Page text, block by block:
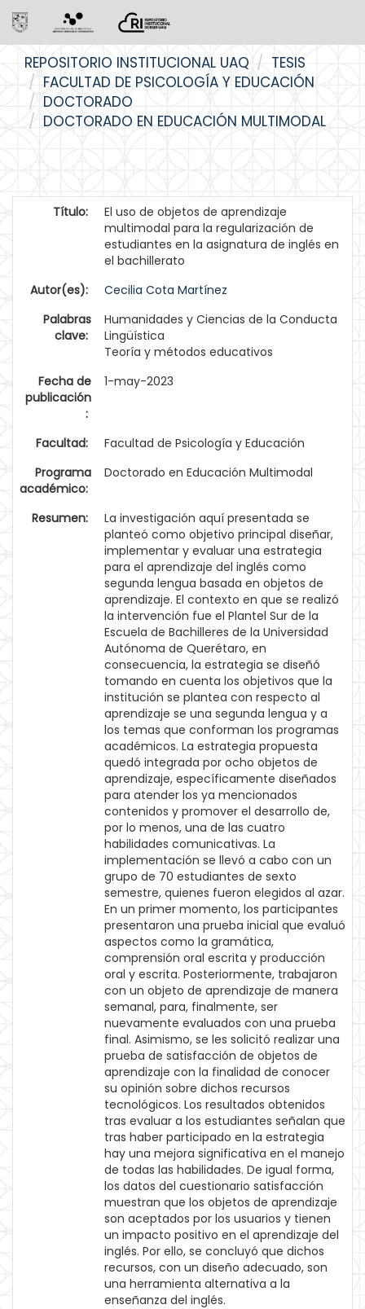
navigation
REPOSITORIO INSTITUCIONAL UAQ
TESIS
FACULTAD DE PSICOLOGÍA Y EDUCACIÓN
DOCTORADO
DOCTORADO EN EDUCACIÓN MULTIMODAL
Título:
El uso de objetos de aprendizaje
multimodal para la regularización de
estudiantes en la asignatura de inglés en
el bachillerato
Autor(es):
Cecilia Cota Martínez
Palabras
clave:
Humanidades y Ciencias de la Conducta
Lingüística
Teoría y métodos educativos
Fecha de
publicación
:
1-may-2023
Facultad:
Facultad de Psicología y Educación
Programa
académico:
Doctorado en Educación Multimodal
Resumen:
La investigación aquí presentada se
planteó como objetivo principal diseñar,
implementar y evaluar una estrategia
para el aprendizaje del inglés como
segunda lengua basada en objetos de
aprendizaje. El contexto en que se realizó
la intervención fue el Plantel Sur de la
Escuela de Bachilleres de la Universidad
Autónoma de Querétaro, en
consecuencia, la estrategia se diseñó
tomando en cuenta los objetivos que la
institución se plantea con respecto al
aprendizaje se una segunda lengua y a
los temas que conforman los programas
académicos. La estrategia propuesta
quedó integrada por ocho objetos de
aprendizaje, específicamente diseñados
para atender los ya mencionados
contenidos y promover el desarrollo de,
por lo menos, una de las cuatro
habilidades comunicativas. La
implementación se llevó a cabo con un
grupo de 70 estudiantes de sexto
semestre, quienes fueron elegidos al azar.
En un primer momento, los participantes
presentaron una prueba inicial que evaluó
aspectos como la gramática,
comprensión oral escrita y producción
oral y escrita. Posteriormente, trabajaron
con un objeto de aprendizaje de manera
semanal, para, finalmente, ser
nuevamente evaluados con una prueba
final. Asimismo, se les solicitó realizar una
prueba de satisfacción de objetos de
aprendizaje con la finalidad de conocer
su opinión sobre dichos recursos
tecnológicos. Los resultados obtenidos
tras evaluar a los estudiantes señalan que
tras haber participado en la estrategia
hay una mejora significativa en el manejo
de todas las habilidades. De igual forma,
los datos del cuestionario satisfacción
muestran que los objetos de aprendizaje
son aceptados por los usuarios y tienen
un impacto positivo en el aprendizaje del
inglés. Por ello, se concluyó que dichos
recursos, con un diseño adecuado, son
una herramienta alternativa a la
enseñanza del inglés.